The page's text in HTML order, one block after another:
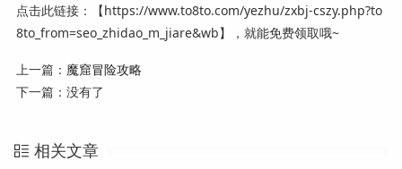
点击此链接：【https://www.to8to.com/yezhu/zxbj-cszy.php?to
8to_from=seo_zhidao_m_jiare&wb】，就能免费领取哦~
上一篇： 魔窟冒险攻略
下一篇：没有了
相关文章